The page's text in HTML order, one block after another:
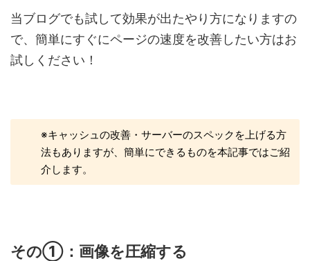
当ブログでも試して効果が出たやり方になりますの
で、簡単にすぐにページの速度を改善したい方はお
試しください！
※キャッシュの改善・サーバーのスペックを上げる方
法もありますが、簡単にできるものを本記事ではご紹
介します。
その①：画像を圧縮する